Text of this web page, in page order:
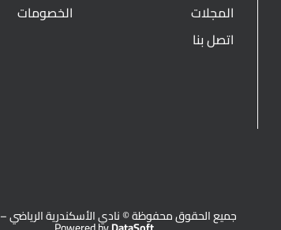
المجلات
اتصل بنا
الخصومات
جميع الحقوق محفوظة © نادي الأسكندرية الرياضي – 2025